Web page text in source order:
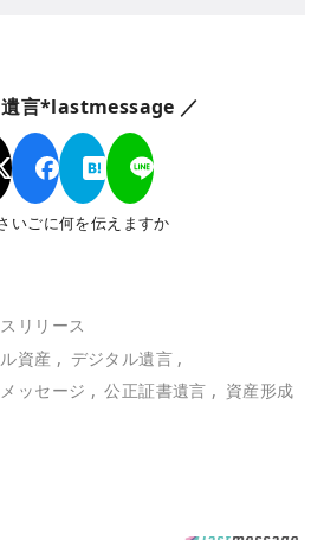
遺言*lastmessage ／
いごに何を伝えますか
リリース
資産
デジタル遺言
ッセージ
公正証書遺言 資産形成